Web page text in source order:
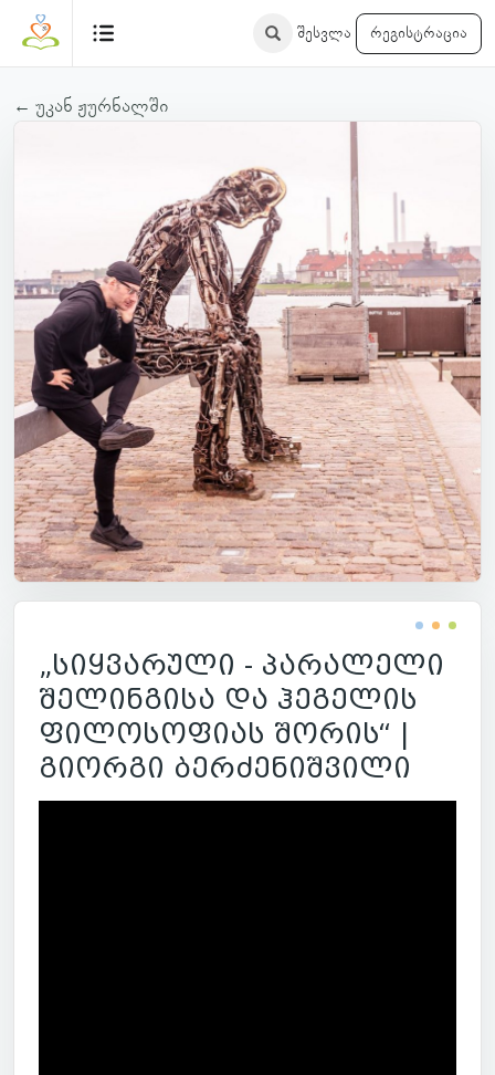
შესვლა რეგისტრაცია
← უკან ჟურნალში
„სიყვარული - პარალელი
შელინგისა და ჰეგელის
ფილოსოფიას შორის“ |
გიორგი ბერძენიშვილი